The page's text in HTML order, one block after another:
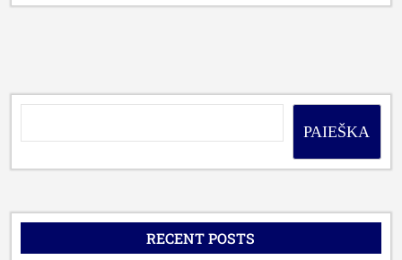
ŠEIMŲ
PAIEŠKA
RECENT POSTS